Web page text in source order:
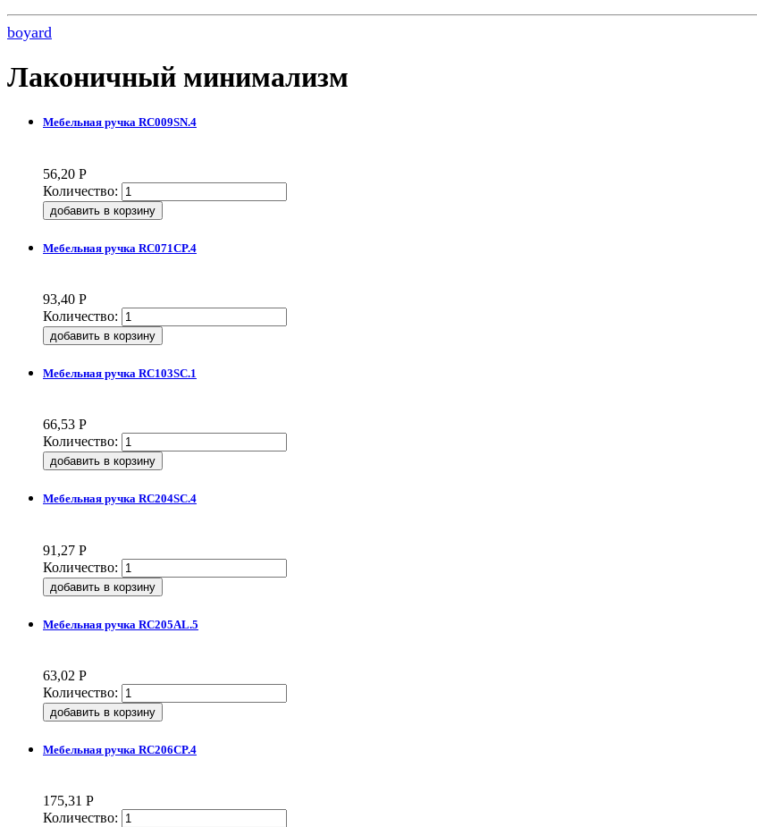
boyard
Лаконичный минимализм
Мебельная ручка RC009SN.4
56,20 Р
Количество:
Мебельная ручка RC071CP.4
93,40 Р
Количество:
Мебельная ручка RC103SC.1
66,53 Р
Количество:
Мебельная ручка RC204SC.4
91,27 Р
Количество:
Мебельная ручка RC205AL.5
63,02 Р
Количество:
Мебельная ручка RC206CP.4
175,31 Р
Количество: